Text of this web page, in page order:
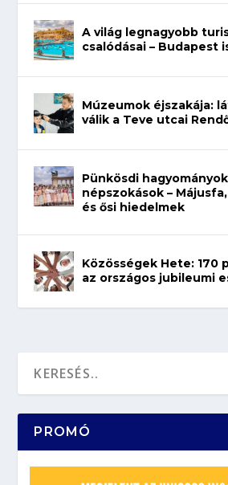
A világ legnagyobb
csalódásai – Budapest
Múzeumok éjszakája:
válik a Teve utcai
Pünkösdi
népszokások –
és ősi hiedelmek
Közösségek Hete: 170
az országos jubileumi
PROMÓ